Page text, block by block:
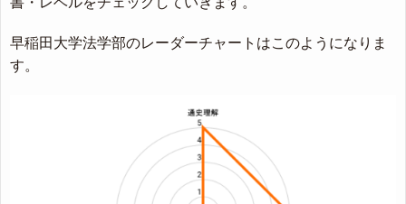
早稲田大学法学部のレーダーチャートはこのようになりま
す。